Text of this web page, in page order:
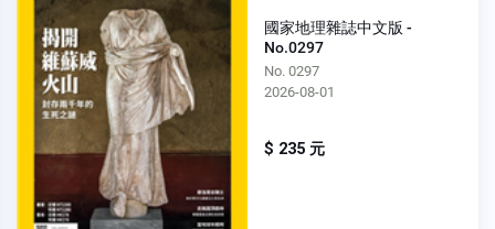
國家地理雜誌中文版 -
No.0297
No. 0297
2026-08-01
$ 235 元